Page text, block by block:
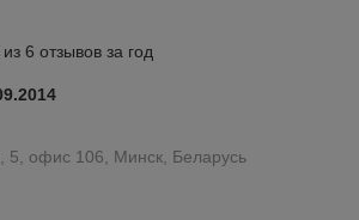
6 отзывов за год
5, офис 106, Минск, Беларусь